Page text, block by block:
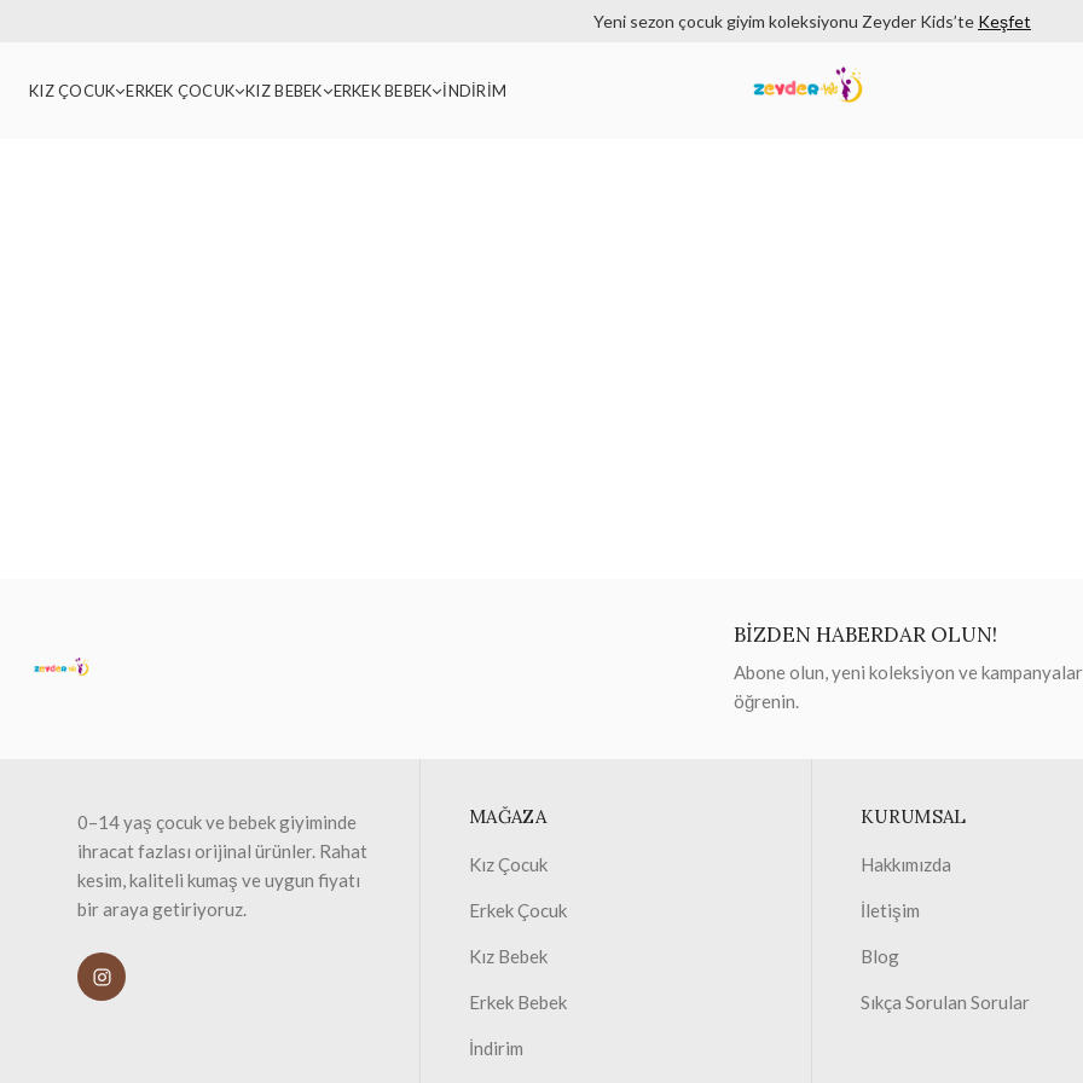
Yeni sezon çocuk giyim koleksiyonu Zeyder Kids’te Keşfet
KIZ ÇOCUK ERKEK ÇOCUK KIZ BEBEK ERKEK BEBEK İNDİRİM
BİZDEN HABERDAR OLUN!
Abone olun, yeni koleksiyon ve
öğrenin.
0–14 yaş çocuk ve bebek giyiminde
ihracat fazlası orijinal ürünler. Rahat
kesim, kaliteli kumaş ve uygun fiyatı
bir araya getiriyoruz.
MAĞAZA
Kız Çocuk
Erkek Çocuk
Kız Bebek
Erkek Bebek
İndirim
KURUMSAL
Hakkımızda
İletişim
Blog
Sıkça Sorulan Sorular